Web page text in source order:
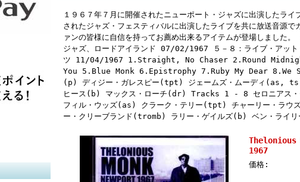
１９６７年７月に開催されたニューポート・ジャズに出演したラ
されたジャズ・フェスティバルに出演したライブを共に放送音源で
ァンの皆様に自信を持ってお薦め出来るアイテムが登場しました
ジャズ、ロードアイランド 07/02/1967 ５－８：ライブ・アット
ツ 11/04/1967 1.Straight, No Chaser 2.Round
You 5.Blue Monk 6.Epistrophy 7.Ruby My Dear 8.We
(p) ディジー・ガレスピー(tpt) ジェームズ・ムーディ(as,
ヒース(b) マックス・ローチ(dr) Tracks 1 - 8 セロニアス・
フィル・ウッズ(as) クラーク・テリー(tpt) チャーリー・ラ
ー・クリーブランド(tromb) ラリー・ゲイルズ(b) ベン・ライ
Thelonious
1967
価格: